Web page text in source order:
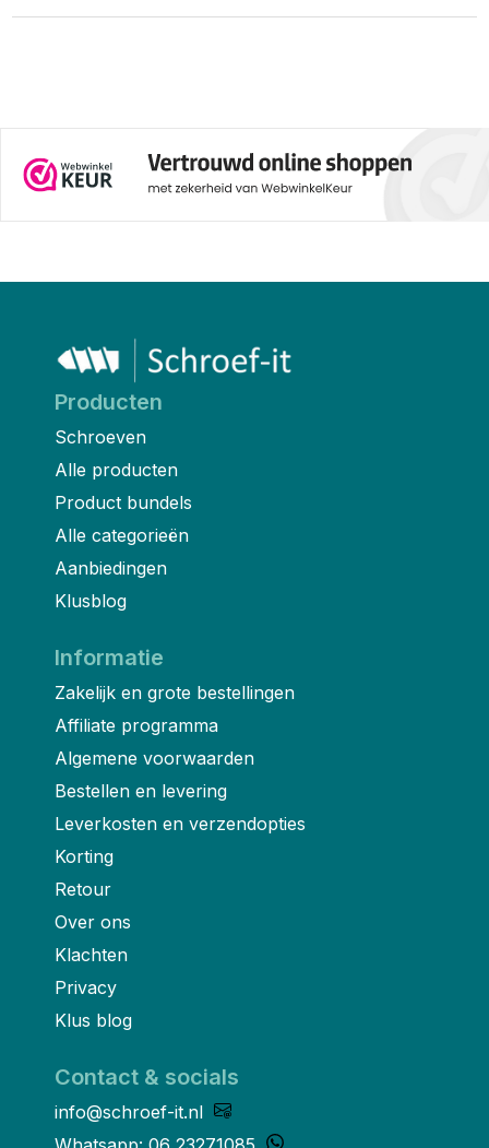
Producten
Schroeven
Alle producten
Product bundels
Alle categorieën
Aanbiedingen
Klusblog
Informatie
Zakelijk en grote bestellingen
Affiliate programma
Algemene voorwaarden
Bestellen en levering
Leverkosten en verzendopties
Korting
Retour
Over ons
Klachten
Privacy
Klus blog
Contact & socials
info@schroef-it.nl